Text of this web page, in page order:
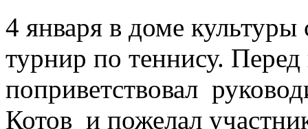
4 января в доме культуры
турнир по теннису.
поприветствовал
Котов и пожелал